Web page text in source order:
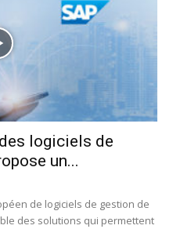
logiciels de
un...
de logiciels de gestion de
des solutions qui permettent